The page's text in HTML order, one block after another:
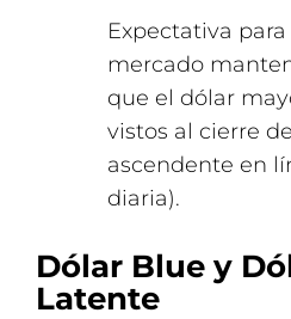
Expectativa
mercado
que el dólar
vistos al cierre
ascendente en
diaria).
Dólar Blue y
Latente